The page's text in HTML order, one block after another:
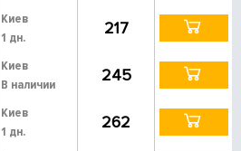
Киев
1 дн.
217
Киев
В наличии
245
Киев
1 дн.
262